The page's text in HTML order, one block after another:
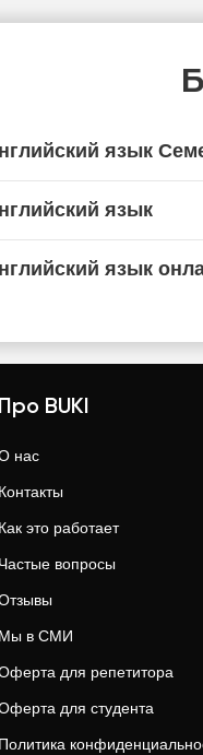
язык
язык
язык
Про BUKI
нас
Контакты
Как это работает
Частые вопросы
Мы в СМИ
для репетитора
для студента
Политика